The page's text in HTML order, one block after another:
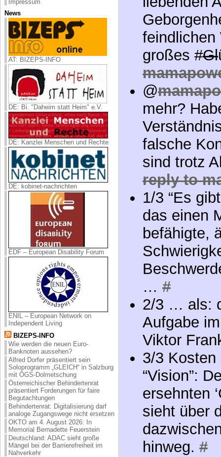
Impressum
News
AT: BIZEPS-INFO
DE: Bi. "Daheim statt Heim" e.V.
DE: Kanzlei Menschen und Rechte
DE: kobinet-nachrichten
EDF – European Disability Forum
ENIL – European Network on
Independent Living
BIZEPS-INFO
Wie werden die neuen Euro-
Banknoten aussehen?
Alfred Dorfer präsentiert sein
Soloprogramm „GLEICH“ in Salzburg
mit ÖGS-Dolmetschung
Österreichischer Behindertenrat
präsentiert Forderungen für faire
Begutachtungen
Behindertenrat: Digitalisierung darf
analoge Zugangswege nicht ersetzen
OKTO am 4. August 2026: In
Memorial Bernadette Feuerstein
Deutschland: ADAC sieht große
Mängel bei der Barrierefreiheit im
Nahverkehr
feindlichen
großes #Gl
@
mehr?
falsche
sind trotz
reply to
1/3 “Es
das einen
befähigte,
… #
2/3 … als:
Aufgabe
Viktor
3/3 Kosten
“Vision”:
ersehnten
sieht über
hinweg. #